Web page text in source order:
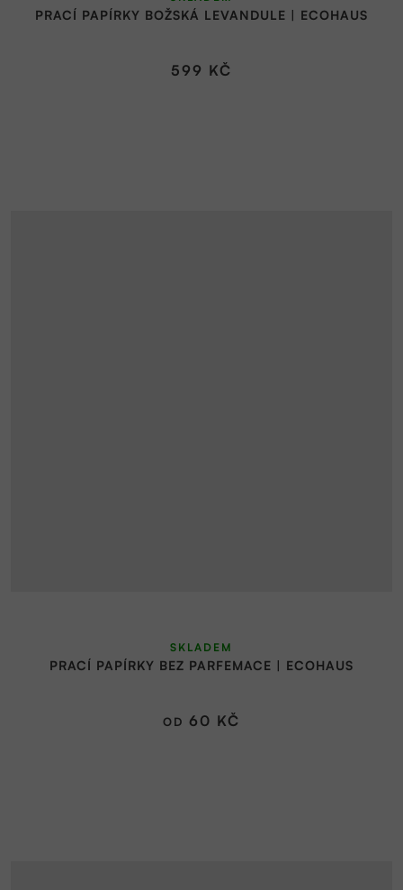
PRACÍ PAPÍRKY BOŽSKÁ LEVANDULE | ECOHAUS
599 KČ
PRACÍ PAPÍRKY BEZ PARFEMACE | ECOHAUS
SKLADEM
OD 60 KČ